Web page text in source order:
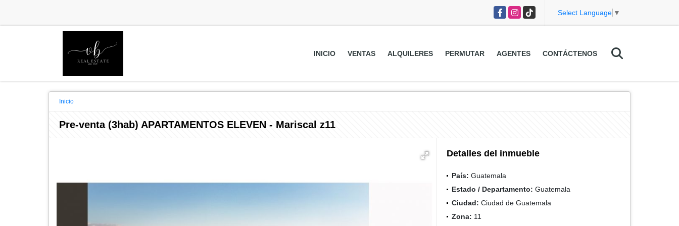
FacebookInstagram
TikTok Select Language ▼
INICIO VENTAS ALQUILERES PERMUTAR AGENTES CONTÁCTENOS
Inicio
Pre-venta (3hab) APARTAMENTOS ELEVEN - Mariscal z11
Detalles del inmueble
País: Guatemala
Estado / Departamento: Guatemala
Ciudad: Ciudad de Guatemala
Zona: 11